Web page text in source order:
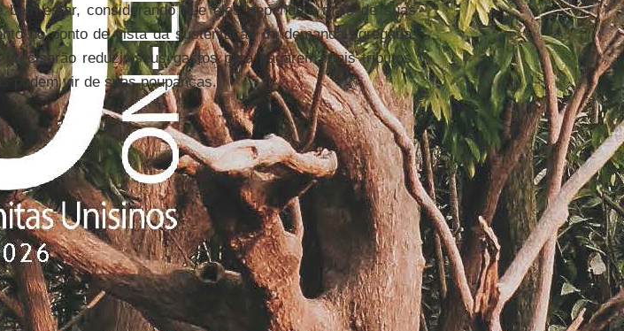
estar, considerando que eles dependem mais de suas
do ponto de vista da sustentação da demanda agregada,
reduzir seus gastos para pagarem mais tributos,
podem vir de suas poupanças.